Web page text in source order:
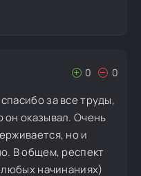
0 0
за все труды,
оказывал. Очень
но и
В общем, респект
любых начинаниях)